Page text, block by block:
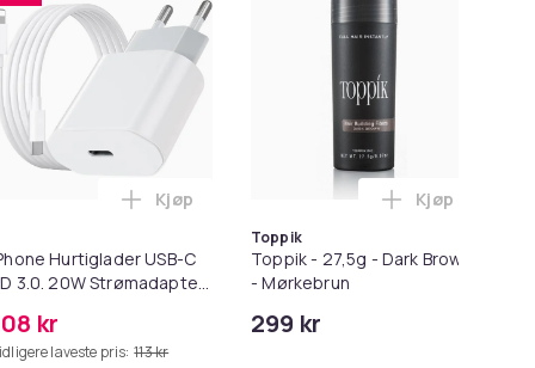
i handlekurven
Macbook / Erstatningsadapter - MagSafe Gen 2 - 45W i
Hurtiglader USB-C
3.0. 20W Strømadapter
kr
laveste pris: 113 kr
Legg iPhone Hurtiglader USB-C PD 3.0.
Kjøp
Toppik
Toppik - 27,5g - Dark Brown
- Mørkebrun
299 kr
Legg Toppik
Kjøp